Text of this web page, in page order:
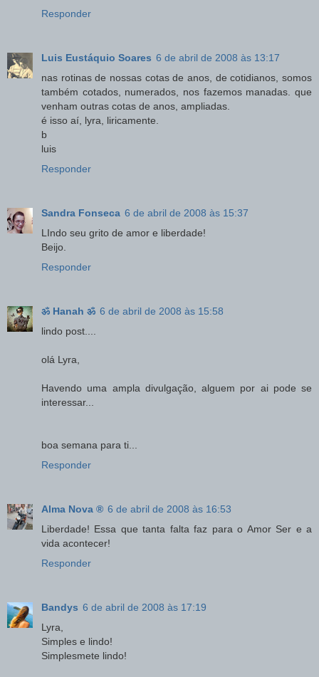
Responder
Luis Eustáquio Soares 6 de abril de 2008 às 13:17
nas rotinas de nossas cotas de anos, de cotidianos, somos
também cotados, numerados, nos fazemos manadas. que
venham outras cotas de anos, ampliadas.
é isso aí, lyra, liricamente.
b
luis
Responder
Sandra Fonseca 6 de abril de 2008 às 15:37
LIndo seu grito de amor e liberdade!
Beijo.
Responder
ॐ Hanah ॐ 6 de abril de 2008 às 15:58
lindo post....
olá Lyra,
Havendo uma ampla divulgação, alguem por ai pode se
interessar...
boa semana para ti...
Responder
Alma Nova ® 6 de abril de 2008 às 16:53
Liberdade! Essa que tanta falta faz para o Amor Ser e a
vida acontecer!
Responder
Bandys 6 de abril de 2008 às 17:19
Lyra,
Simples e lindo!
Simplesmete lindo!